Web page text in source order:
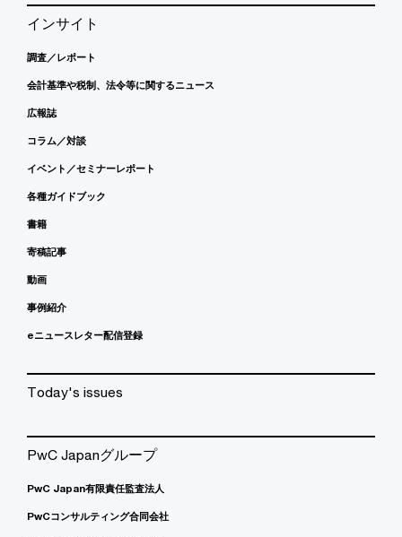
インサイト
調査／レポート
会計基準や税制、法令等に関するニュース
広報誌
コラム／対談
イベント／セミナーレポート
各種ガイドブック
書籍
寄稿記事
動画
事例紹介
eニュースレター配信登録
Today's issues
PwC Japanグループ
PwC Japan有限責任監査法人
PwCコンサルティング合同会社